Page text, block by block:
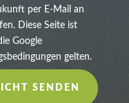
per E-Mail an
Diese Seite ist
Google
gelten.
SENDEN